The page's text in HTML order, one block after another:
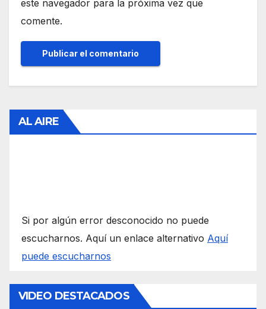
este navegador para la próxima vez que
comente.
AL AIRE
Si por algún error desconocido no puede
escucharnos. Aquí un enlace alternativo Aquí
puede escucharnos
VIDEO DESTACADOS